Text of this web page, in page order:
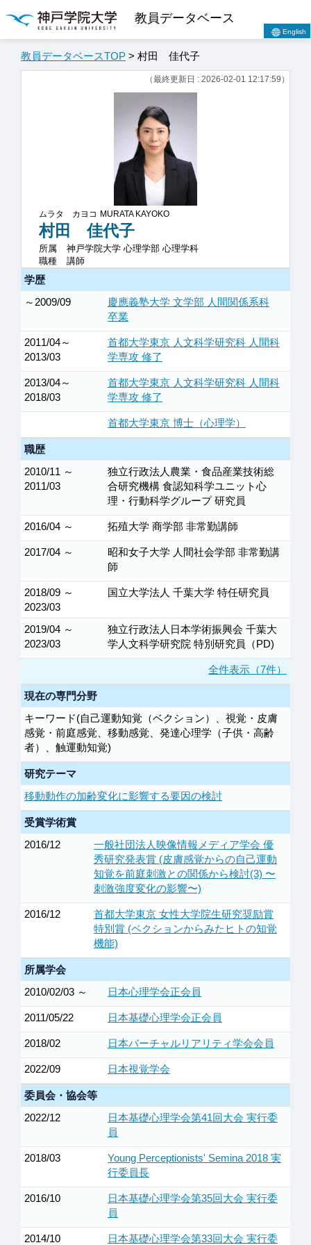
教員データベース
English
教員データベースTOP > 村田 佳代子
（最終更新日 : 2026-02-01 12:17:59）
ムラタ カヨコ MURATA KAYOKO
村田 佳代子
所属
神戸学院大学 心理学部 心理学科
職種
講師
学歴
～2009/09
慶應義塾大学 文学部 人間関係系科
卒業
2011/04～
2013/03
首都大学東京 人文科学研究科 人間科
学専攻 修了
2013/04～
2018/03
首都大学東京 人文科学研究科 人間科
学専攻 修了
首都大学東京 博士（心理学）
職歴
2010/11 ～
2011/03
独立行政法人農業・食品産業技術総
合研究機構 食認知科学ユニット心
理・行動科学グループ 研究員
2016/04 ～ 拓殖大学 商学部 非常勤講師
2017/04 ～
昭和女子大学 人間社会学部 非常勤講
師
2018/09 ～
2023/03
国立大学法人 千葉大学 特任研究員
2019/04 ～
2023/03
独立行政法人日本学術振興会 千葉大
学人文科学研究院 特別研究員（PD)
全件表示（7件）
現在の専門分野
キーワード(自己運動知覚（ベクション）、視覚・皮膚
感覚・前庭感覚、移動感覚、発達心理学（子供・高齢
者）、触運動知覚)
研究テーマ
移動動作の加齢変化に影響する要因の検討
受賞学術賞
2016/12
一般社団法人映像情報メディア学会 優
秀研究発表賞 (皮膚感覚からの自己運動
知覚を前庭刺激との関係から検討(3) 〜
刺激強度変化の影響〜)
2016/12
首都大学東京 女性大学院生研究奨励賞
特別賞 (ベクションからみたヒトの知覚
機能)
所属学会
2010/02/03 ～
日本心理学会正会員
2011/05/22 日本基礎心理学会正会員
2018/02 日本バーチャルリアリティ学会会員
2022/09 日本視覚学会
委員会・協会等
2022/12
日本基礎心理学会第41回大会 実行委
員
2018/03
Young Perceptionists' Semina 2018 実
行委員長
2016/10
日本基礎心理学会第35回大会 実行委
員
2014/10 日本基礎心理学会第33回大会 実行委